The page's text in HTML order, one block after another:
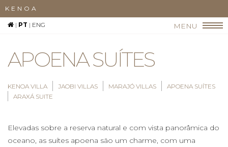
KENOA
| PT | ENG MENU
APOENA SUÍTES
KENOA VILLA JAOBI VILLAS MARAJÓ VILLAS
APOENA SUÍTES
ARAXÁ SUITE
Elevadas sobre a reserva natural e com vista panorâmica do
oceano, as suítes apoena são um charme, com uma